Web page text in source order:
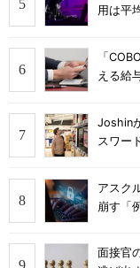
用は平
「
える給
Joshin
スワー
アスク
崩す「
面接官